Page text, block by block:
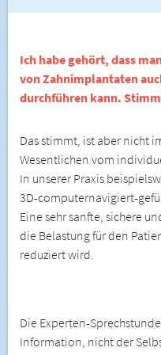
Ich habe gehört, dass
von Zahnimplantaten
durchführen kann.
Das stimmt, ist aber nicht
Wesentlichen vom
In unserer Praxis
3D-computernavigiert-
Eine sehr sanfte, sichere
die Belastung für den
reduziert wird.
Die Experten-
Information, nicht der